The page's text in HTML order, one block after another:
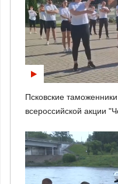
Псковские
всероссийской акции